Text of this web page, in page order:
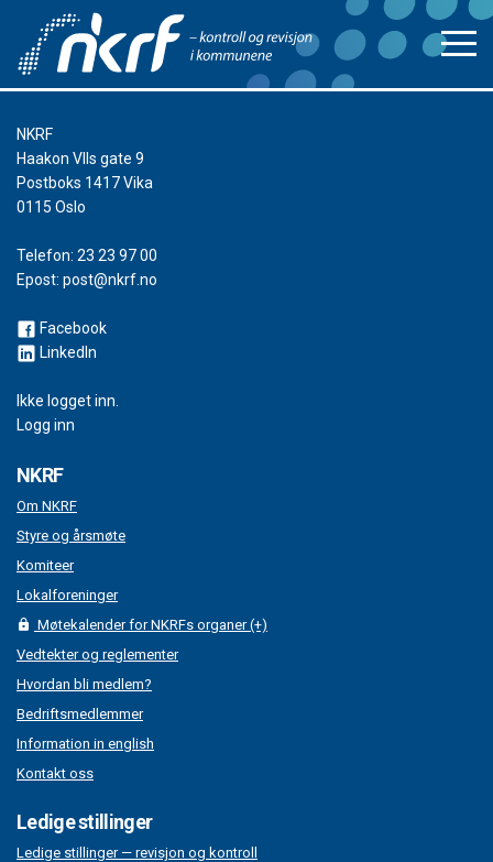
NKRF
Haakon VIIs gate 9
Postboks 1417 Vika
0115 Oslo
Telefon: 23 23 97 00
Epost: post@nkrf.no
Facebook
LinkedIn
Ikke logget inn.
Logg inn
NKRF
Om NKRF
Styre og årsmøte
Komiteer
Lokalforeninger
Møtekalender for NKRFs organer (+)
Vedtekter og reglementer
Hvordan bli medlem?
Bedriftsmedlemmer
Information in english
Kontakt oss
Ledige stillinger
Ledige stillinger — revisjon og kontroll